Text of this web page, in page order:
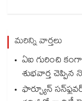
మరిన్ని వార్తలు
ఏఐ గురించి
శుభవార్త
ఫార్చ్యూన్